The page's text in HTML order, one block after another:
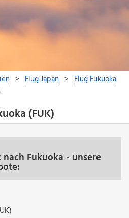
(FUK)
Fukuoka - unsere